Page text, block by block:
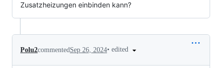
Zusatzheizungen einbinden kann?
Polu2commentedSep 26, 2024• edited